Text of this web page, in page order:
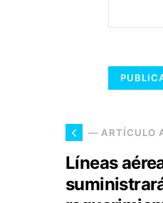
— ARTÍCULO
Líneas